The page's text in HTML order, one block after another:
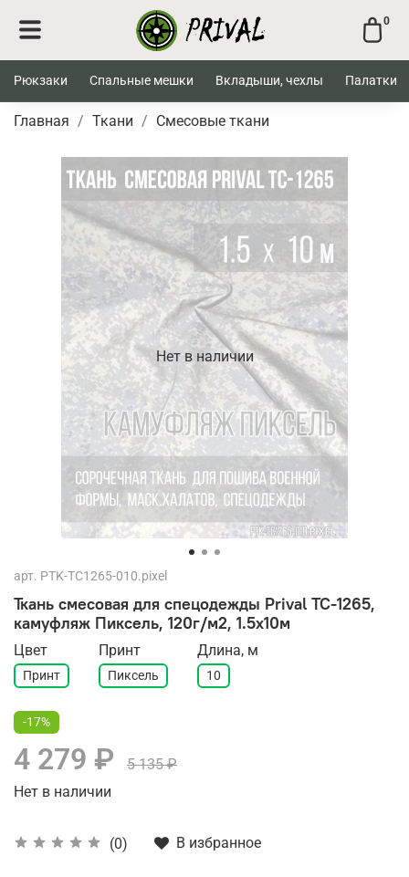
0
Рюкзаки Спальные мешки Вкладыши, чехлы Палатки
Главная Ткани Смесовые ткани
Нет в наличии
арт. PTK-TC1265-010.pixel
Ткань смесовая для спецодежды Prival TC-1265,
камуфляж Пиксель, 120г/м2, 1.5х10м
(0) В избранное
Цвет
Принт
Принт
Пиксель
Длина, м
10
-17%
4 279 ₽
5 135 ₽
Нет в наличии